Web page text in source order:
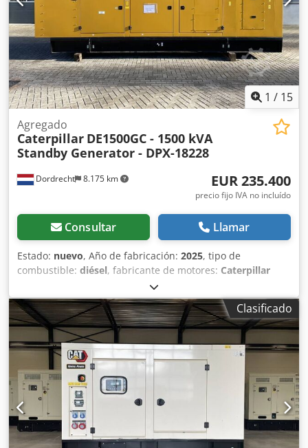
1 / 15
Dordrecht 8.175 km
Agregado
Caterpillar DE1500GC - 1500 kVA
Standby Generator - DPX-18228
EUR 235.400
precio fijo IVA no incluído
Consultar Llamar
Estado: nuevo, Año de fabricación: 2025, tipo de
combustible: diésel, fabricante de motores: Caterpillar
, Uso previsto: Construcción Peso en vacío: 11.481 kg
Potencia del generador: 1.500 kVA Dimensiones del
compartimento de carga: 667 x 245 x 279 cm Dcjdpsx
Dqnksfx Aqrek Marcado CE: sí Capacidad del depósito de
agua: 1000 l Póngase en contacto con el equipo de DPX
para obtener más información. = Más opciones y
accesorios = - Batería - Cuadro de control - Techo de acero
- Depósito
Clasificado